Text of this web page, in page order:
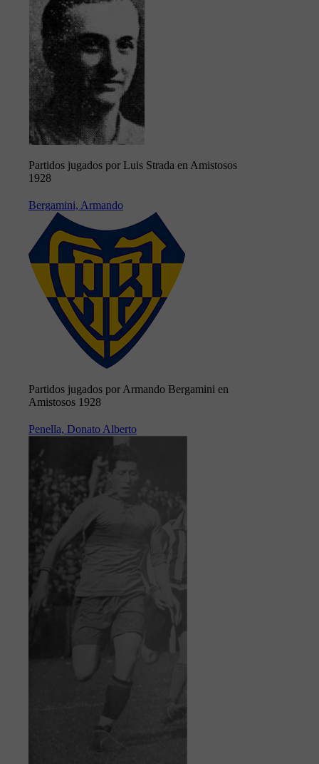
Partidos jugados por Luis Strada en Amistosos
1928
Bergamini, Armando
Partidos jugados por Armando Bergamini en
Amistosos 1928
Penella, Donato Alberto